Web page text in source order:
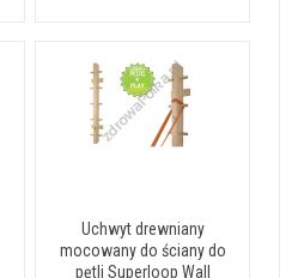
Uchwyt drewniany
mocowany do ściany do
pętli Superloop Wall